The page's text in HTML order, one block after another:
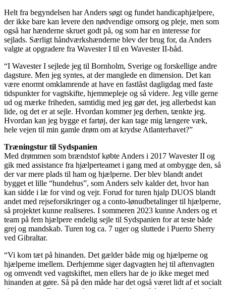
Helt fra begyndelsen har Anders søgt og fundet handicaphjælpere,
der ikke bare kan levere den nødvendige omsorg og pleje, men som
også har hænderne skruet godt på, og som har en interesse for
sejlads. Særligt håndværkshænderne blev der brug for, da Anders
valgte at opgradere fra Wavester I til en Wavester II-båd.
“I Wavester I sejlede jeg til Bornholm, Sverige og forskellige andre
dagsture. Men jeg syntes, at der manglede en dimension. Det kan
være enormt omklamrende at have en fastlåst dagligdag med faste
tidspunkter for vagtskifte, hjemmepleje og så videre. Jeg ville gerne
ud og mærke friheden, samtidig med jeg gør det, jeg allerbedst kan
lide, og det er at sejle. Hvordan kommer jeg derhen, tænkte jeg.
Hvordan kan jeg bygge et fartøj, der kan tage mig længere væk,
hele vejen til min gamle drøm om at krydse Atlanterhavet?”
Træningstur til Sydspanien
Med drømmen som brændstof købte Anders i 2017 Wavester II og
gik med assistance fra hjælperteamet i gang med at ombygge den, så
der var mere plads til ham og hjælperne. Der blev blandt andet
bygget et lille “hundehus”, som Anders selv kalder det, hvor han
kan sidde i læ for vind og vejr. Forud for turen hjalp DUOS blandt
andet med rejseforsikringer og a conto-lønudbetalinger til hjælperne,
så projektet kunne realiseres. I sommeren 2023 kunne Anders og et
team på fem hjælpere endelig sejle til Sydspanien for at teste både
grej og mandskab. Turen tog ca. 7 uger og sluttede i Puerto Sherry
ved Gibraltar.
“Vi kom tæt på hinanden. Det gælder både mig og hjælperne og
hjælperne imellem. Derhjemme siger dagvagten hej til aftenvagten
og omvendt ved vagtskiftet, men ellers har de jo ikke meget med
hinanden at gøre. Så på den måde har det også været lidt af et socialt